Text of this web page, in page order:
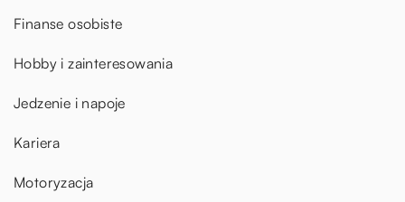
Finanse osobiste
Hobby i zainteresowania
Jedzenie i napoje
Kariera
Motoryzacja